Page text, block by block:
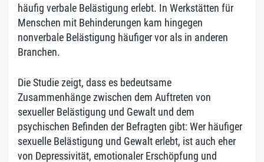
häufig verbale Belästigung erlebt. In Werkstätten für
Menschen mit Behinderungen kam hingegen
nonverbale Belästigung häufiger vor als in anderen
Branchen.
Die Studie zeigt, dass es bedeutsame
Zusammenhänge zwischen dem Auftreten von
sexueller Belästigung und Gewalt und dem
psychischen Befinden der Befragten gibt: Wer häufiger
sexuelle Belästigung und Gewalt erlebt, ist auch eher
von Depressivität, emotionaler Erschöpfung und